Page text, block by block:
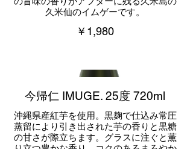
久米仙のイムゲーです。
￥1,980
今帰仁 IMUGE. 25度 720ml
沖縄県産紅芋を使用。黒麹で仕込み常圧
蒸留により引き出された芋の香りと黒糖
の甘さが際立ちます。グラスに注ぐと薫